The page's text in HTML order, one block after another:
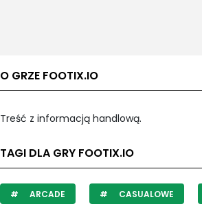
O GRZE FOOTIX.IO
Treść z informacją handlową.
TAGI DLA GRY FOOTIX.IO
ARCADE CASUALOWE